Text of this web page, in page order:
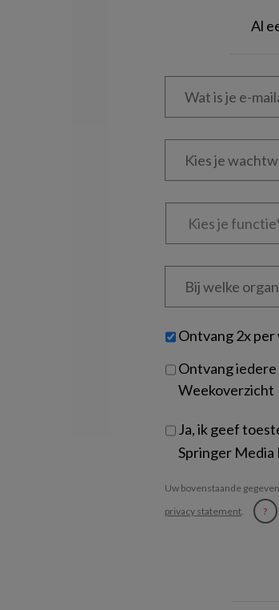
Al
Wat
Kies
Kies
Bij
welke
je?
Untitled
Ontvang 2x
Ontvang
Weekoverzicht
Ja, ik geef
Springer Media
Uw bovenstaande
privacy statement. ?